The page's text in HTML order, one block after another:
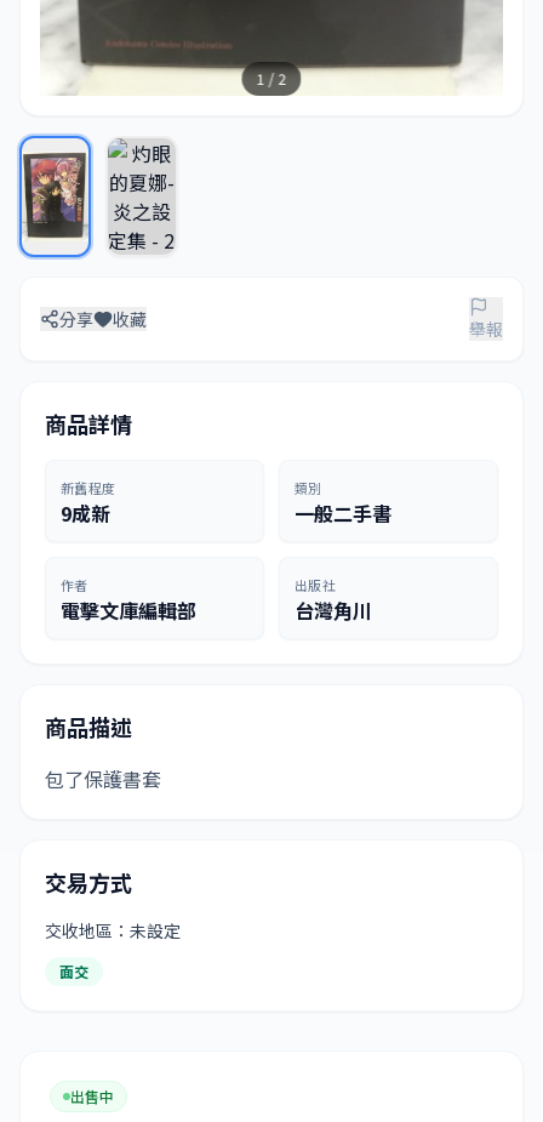
1 / 2
分享 收藏 舉報
商品詳情
新舊程度
9成新
類別
一般二手書
作者
電擊文庫編輯部
出版社
台灣角川
商品描述
包了保護書套
交易方式
交收地區：未設定
面交
出售中